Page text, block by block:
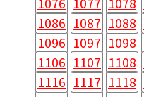
1086 1087 1088
1096 1097 1098
1106 1107 1108
1116 1117 1118